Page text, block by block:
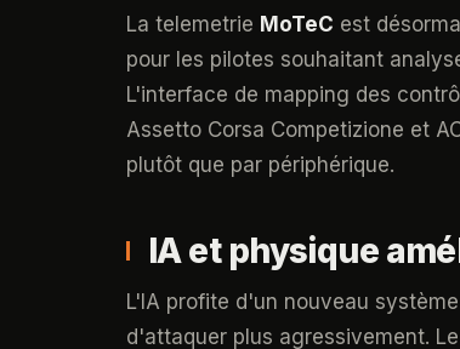
La telemetrie MoTeC est
pour les pilotes souhaitant
L'interface de mapping des
Assetto Corsa Competizione et
plutôt que par périphérique.
IA et physique
L'IA profite d'un nouveau
d'attaquer plus agressivement.